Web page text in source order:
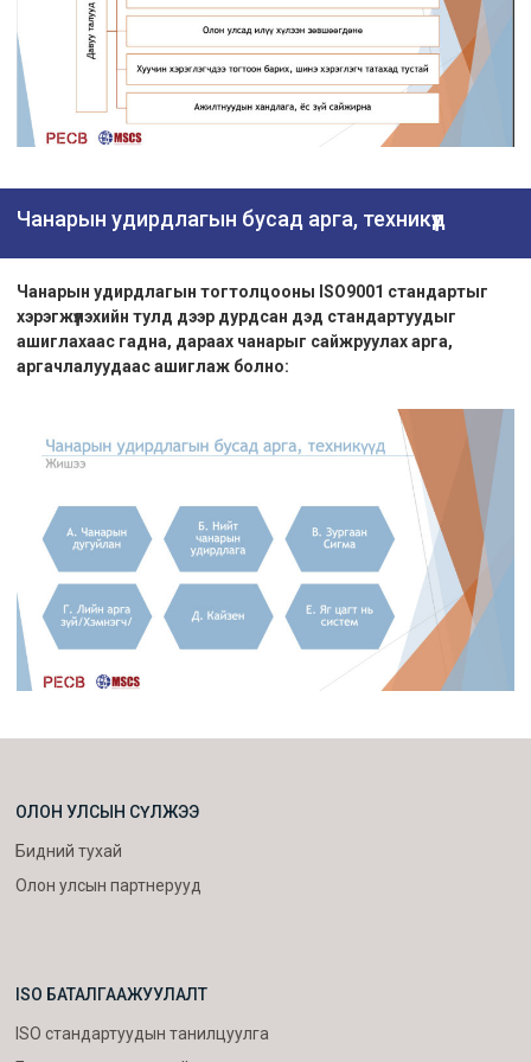
Чанарын удирдлагын бусад арга, техникүүд
Чанарын удирдлагын тогтолцооны ISO9001 стандартыг
хэрэгжүүлэхийн тулд дээр дурдсан дэд стандартуудыг
ашиглахаас гадна, дараах чанарыг сайжруулах арга,
аргачлалуудаас ашиглаж болно:
ОЛОН УЛСЫН СҮЛЖЭЭ
Бидний тухай
Олон улсын партнерууд
ISO БАТАЛГААЖУУЛАЛТ
ISO стандартуудын танилцуулга